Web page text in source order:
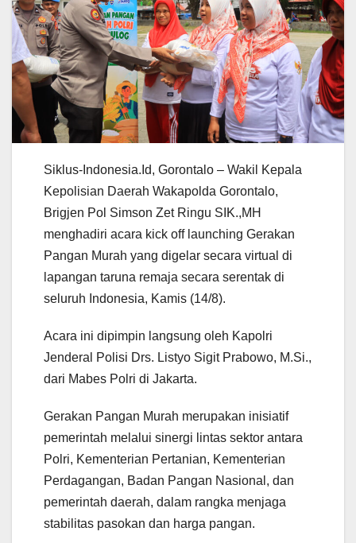
Siklus-Indonesia.Id, Gorontalo – Wakil Kepala
Kepolisian Daerah Wakapolda Gorontalo,
Brigjen Pol Simson Zet Ringu SIK.,MH
menghadiri acara kick off launching Gerakan
Pangan Murah yang digelar secara virtual di
lapangan taruna remaja secara serentak di
seluruh Indonesia, Kamis (14/8).
Acara ini dipimpin langsung oleh Kapolri
Jenderal Polisi Drs. Listyo Sigit Prabowo, M.Si.,
dari Mabes Polri di Jakarta.
Gerakan Pangan Murah merupakan inisiatif
pemerintah melalui sinergi lintas sektor antara
Polri, Kementerian Pertanian, Kementerian
Perdagangan, Badan Pangan Nasional, dan
pemerintah daerah, dalam rangka menjaga
stabilitas pasokan dan harga pangan.